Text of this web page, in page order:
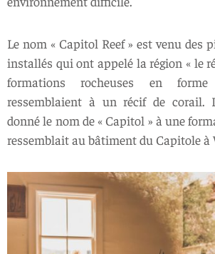
Le nom « Capitol Reef » est venu des
installés qui ont appelé la région « le
formations rocheuses en
ressemblaient à un récif de corail.
donné le nom de « Capitol » à une
ressemblait au bâtiment du Capitole à